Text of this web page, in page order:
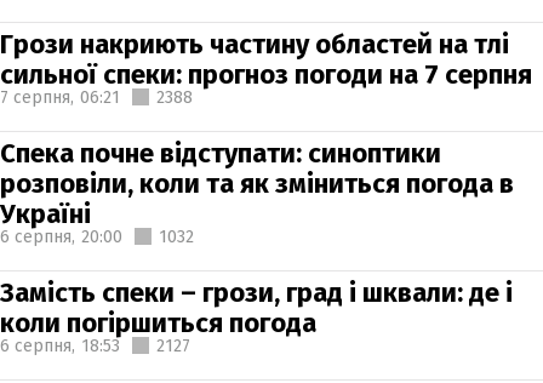
Грози накриють частину областей на тлі
сильної спеки: прогноз погоди на 7 серпня
7 серпня, 06:21 2388
Спека почне відступати: синоптики
розповіли, коли та як зміниться погода в
Україні
6 серпня, 20:00 1032
Замість спеки – грози, град і шквали: де і
коли погіршиться погода
6 серпня, 18:53 2127